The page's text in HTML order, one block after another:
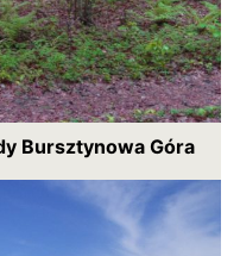
Bursztynowa Góra